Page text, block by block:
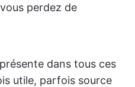
perdez de
dans tous ces
utile, parfois source